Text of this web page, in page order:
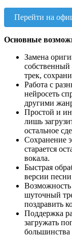
Перейти на
Основные
Замена
трек,
Работа с
нейросеть
другими
Простой и
лишь
остальное
Сохранение
старается
вокала.
Быстрая
версии
Возможность
шуточный
поздравить
Поддержка
загружать
большинства